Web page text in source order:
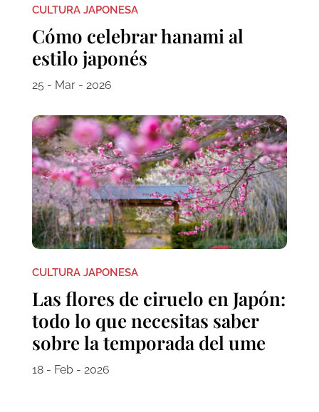
CULTURA JAPONESA
Cómo celebrar hanami al
estilo japonés
25 - Mar - 2026
CULTURA JAPONESA
Las flores de ciruelo en Japón:
todo lo que necesitas saber
sobre la temporada del ume
18 - Feb - 2026